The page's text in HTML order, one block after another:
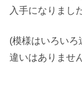
入手になりまし
(模様はいろいろ
違いはありませ